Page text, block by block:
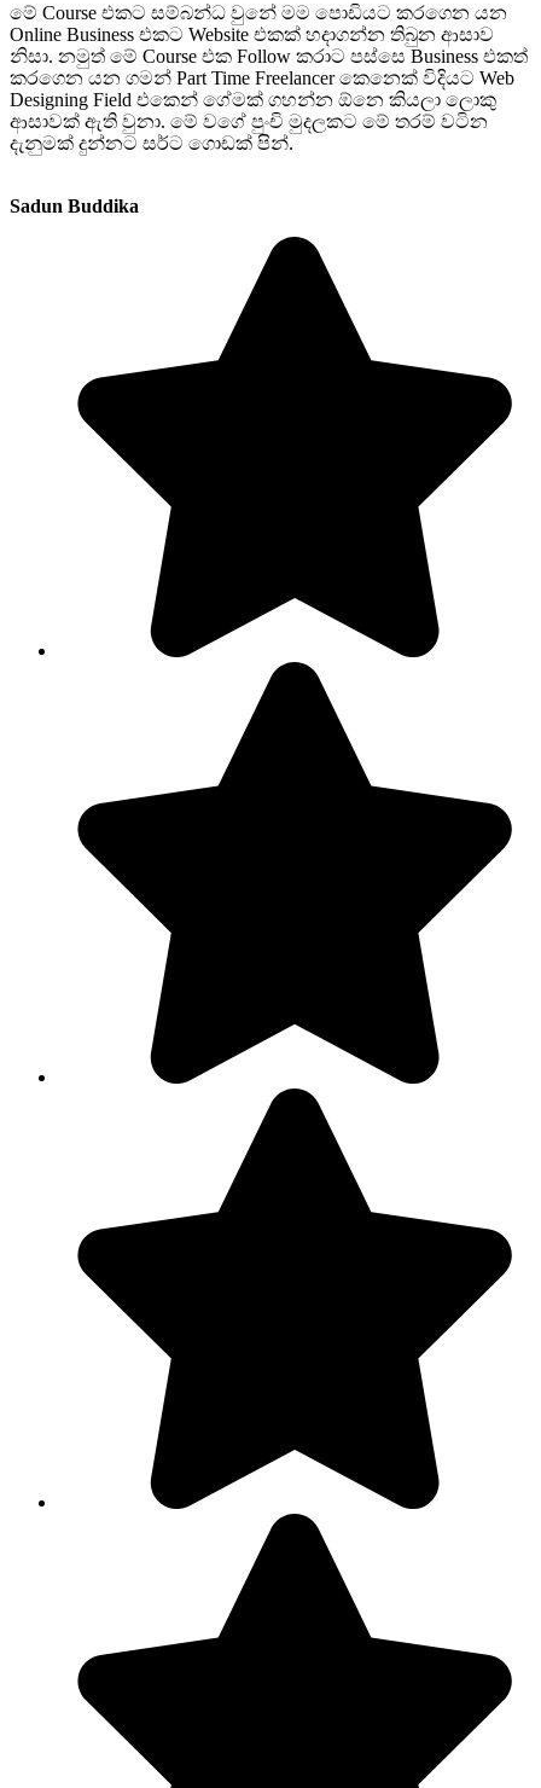
මේ Course එකට සම්බන්ධ වුනේ මම පොඩියට කරගෙන යන
Online Business එකට Website එකක් හදාගන්න තිබුන ආසාව
නිසා. නමුත් මේ Course එක Follow කරාට පස්සෙ Business එකත්
කරගෙන යන ගමන් Part Time Freelancer කෙනෙක් විදියට Web
Designing Field එකෙන් ගේමක් ගහන්න ඕනෙ කියලා ලොකු
ආසාවක් ඇති වුනා. මේ වගේ පුංචි මුදලකට මේ තරම් වටින
දැනුමක් දුන්නට සර්ට ගොඩක් පින්.
Sadun Buddika